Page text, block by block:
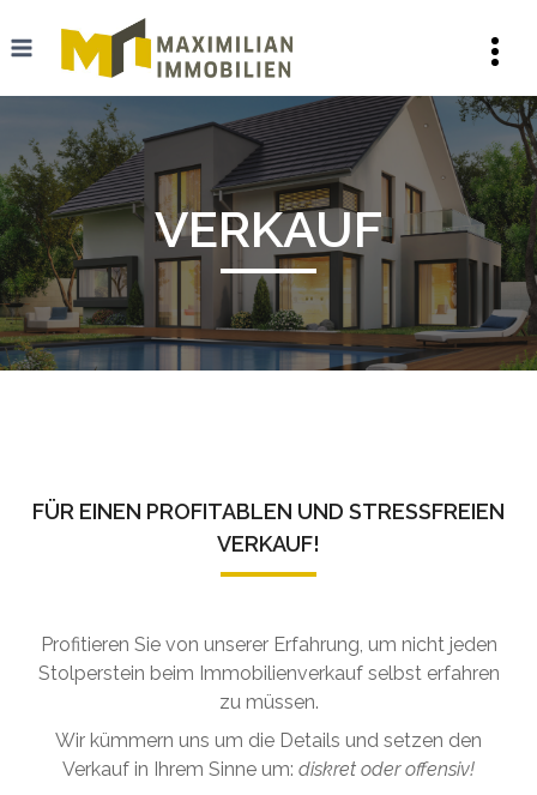
Inhalt
VERKAUF
FÜR EINEN PROFITABLEN UND STRESSFREIEN
VERKAUF!
Profitieren Sie von unserer Erfahrung, um nicht jeden
Stolperstein beim Immobilienverkauf selbst erfahren
zu müssen.
Wir kümmern uns um die Details und setzen den
Verkauf in Ihrem Sinne um: diskret oder offensiv!